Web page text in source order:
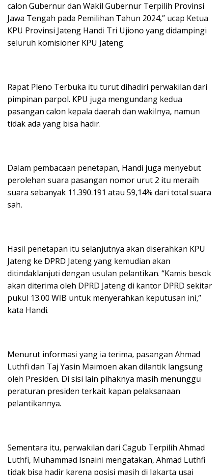
calon Gubernur dan Wakil Gubernur Terpilih Provinsi
Jawa Tengah pada Pemilihan Tahun 2024,” ucap Ketua
KPU Provinsi Jateng Handi Tri Ujiono yang didampingi
seluruh komisioner KPU Jateng.
Rapat Pleno Terbuka itu turut dihadiri perwakilan dari
pimpinan parpol. KPU juga mengundang kedua
pasangan calon kepala daerah dan wakilnya, namun
tidak ada yang bisa hadir.
Dalam pembacaan penetapan, Handi juga menyebut
perolehan suara pasangan nomor urut 2 itu meraih
suara sebanyak 11.390.191 atau 59,14% dari total suara
sah.
Hasil penetapan itu selanjutnya akan diserahkan KPU
Jateng ke DPRD Jateng yang kemudian akan
ditindaklanjuti dengan usulan pelantikan. “Kamis besok
akan diterima oleh DPRD Jateng di kantor DPRD sekitar
pukul 13.00 WIB untuk menyerahkan keputusan ini,”
kata Handi.
Menurut informasi yang ia terima, pasangan Ahmad
Luthfi dan Taj Yasin Maimoen akan dilantik langsung
oleh Presiden. Di sisi lain pihaknya masih menunggu
peraturan presiden terkait kapan pelaksanaan
pelantikannya.
Sementara itu, perwakilan dari Cagub Terpilih Ahmad
Luthfi, Muhammad Isnaini mengatakan, Ahmad Luthfi
tidak bisa hadir karena posisi masih di Jakarta usai